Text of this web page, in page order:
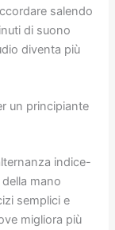
salendo
di suono
diventa più
un principiante
indice-
mano
semplici e
migliora più